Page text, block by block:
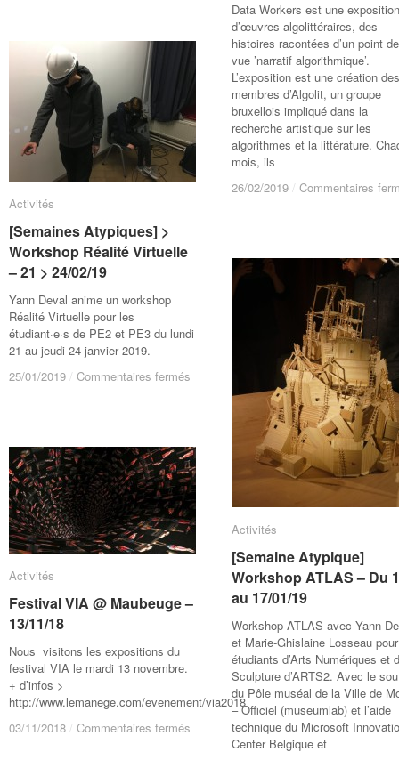
Ouvertes
–
30/03/19
Ouvertes
–
30/03/19
Data Workers est une exposition
d’œuvres algolittéraires, des
histoires racontées d’un point de
vue ’narratif algorithmique’.
L’exposition est une création des
membres d’Algolit, un groupe
bruxellois impliqué dans la
recherche artistique sur les
algorithmes et la littérature.
mois, ils
26/02/2019 / Commentaires
26/02/2019 / Commentaires
Activités
[Semaines Atypiques] >
Workshop Réalité Virtuelle
– 21 > 24/02/19
Yann Deval anime un workshop
Réalité Virtuelle pour les
étudiant·e·s de PE2 et PE3 du lundi
21 au jeudi 24 janvier 2019.
25/01/2019 / Commentaires fermés
[Semaines
Workshop
Réalité
Virtuelle
–
21
>
24/02/19
Activités
[Semaines Atypiques] >
Workshop Réalité Virtuelle
– 21 > 24/02/19
25/01/2019 / Commentaires fermés
[Semaines
Workshop
Réalité
Virtuelle
–
21
>
24/02/19
Activités
[Semaine Atypique]
Workshop ATLAS – Du
au 17/01/19
Workshop ATLAS avec Yann
et Marie-Ghislaine Losseau
étudiants d’Arts Numériques et
Sculpture d’ARTS2. Avec le
du Pôle muséal de la Ville de
– Officiel (museumlab) et l’aide
technique du Microsoft
Center Belgique et
Activités
[Semaine Atypique]
Workshop ATLAS – Du
au 17/01/19
Activités
Festival VIA @ Maubeuge –
13/11/18
Nous visitons les expositions du
festival VIA le mardi 13 novembre.
+ d’infos >
http://www.lemanege.com/evenement/via2018
03/11/2018 / Commentaires fermés
Activités
Festival VIA @ Maubeuge –
13/11/18
03/11/2018 / Commentaires ferméssur